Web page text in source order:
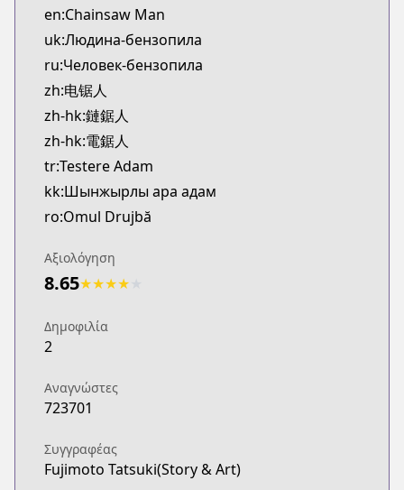
en:Chainsaw Man
uk:Людина-бензопила
ru:Человек-бензопила
zh:电锯人
zh-hk:鏈鋸人
zh-hk:電鋸人
tr:Testere Adam
kk:Шынжырлы ара адам
ro:Omul Drujbă
Αξιολόγηση
8.65★★★★
Δημοφιλία
2
Αναγνώστες
723701
Συγγραφέας
Fujimoto Tatsuki(Story & Art)